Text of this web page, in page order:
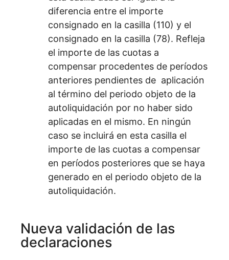
diferencia entre el importe
consignado en la casilla (110) y el
consignado en la casilla (78). Refleja
el importe de las cuotas a
compensar procedentes de períodos
anteriores pendientes de aplicación
al término del periodo objeto de la
autoliquidación por no haber sido
aplicadas en el mismo. En ningún
caso se incluirá en esta casilla el
importe de las cuotas a compensar
en períodos posteriores que se haya
generado en el periodo objeto de la
autoliquidación.
Nueva validación de las
declaraciones